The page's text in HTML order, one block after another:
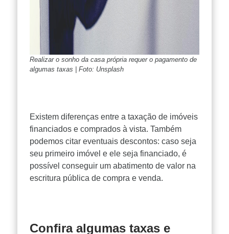
Realizar o sonho da casa própria requer o pagamento de
algumas taxas | Foto: Unsplash
Existem diferenças entre a taxação de imóveis
financiados e comprados à vista. Também
podemos citar eventuais descontos: caso seja
seu primeiro imóvel e ele seja financiado, é
possível conseguir um abatimento de valor na
escritura pública de compra e venda.
Confira algumas taxas e